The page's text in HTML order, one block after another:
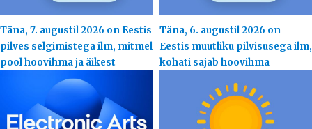
Täna, 7. augustil 2026 on Eestis
pilves selgimistega ilm, mitmel
pool hoovihma ja äikest
Täna, 6. augustil 2026 on
Eestis muutliku pilvisusega ilm,
kohati sajab hoovihma